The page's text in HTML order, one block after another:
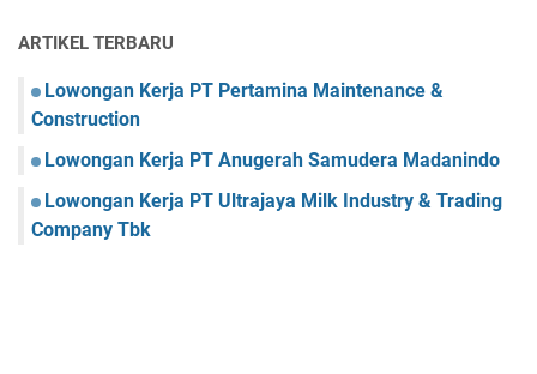
ARTIKEL TERBARU
Lowongan Kerja PT Pertamina Maintenance &
Construction
Lowongan Kerja PT Anugerah Samudera Madanindo
Lowongan Kerja PT Ultrajaya Milk Industry & Trading
Company Tbk